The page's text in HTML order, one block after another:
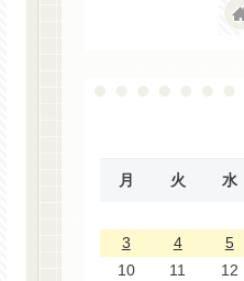
月 火 水
3
4 5
10
11 12